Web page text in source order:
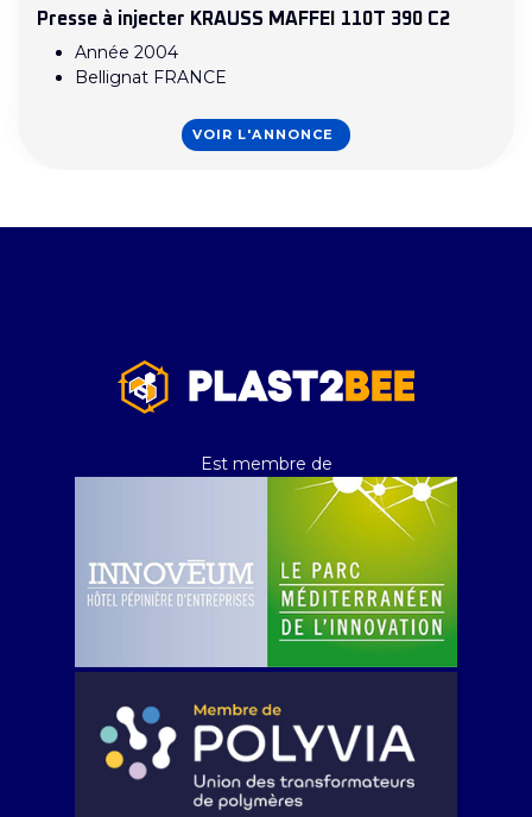
Presse à injecter KRAUSS MAFFEI 110T 390 C2
Année 2004
Bellignat FRANCE
VOIR L'ANNONCE
Est membre de